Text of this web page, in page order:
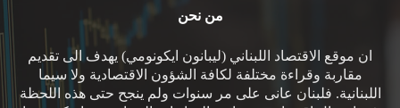
من نحن
ان موقع الاقتصاد اللبناني (ليبانون ايكونومي) يهدف الى تقديم
مقاربة وقراءة مختلفة لكافة الشؤون الاقتصادية ولا سيما
اللبنانية. فلبنان عانى على مر سنوات ولم ينجح حتى هذه اللحظة